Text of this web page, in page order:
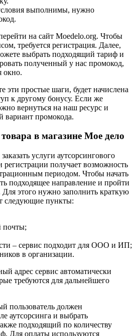
выполнимы, нужно
на сайт Moedelo.org. Чтобы
требуется регистрация. Далее,
выбрать подходящий тариф и
полученный у нас промокод,
окно.
эти простые шаги, будет начислена
к другому бонусу. Если же
вернуться на наш ресурс и
вариант промокода.
в магазине Мое дело
услуги аутсорсингового
регистрации получает возможность
периодом. Чтобы начать
подходящее направление и пройти
этого нужно заполнить краткую
следующие пункты:
почты;
– сервис подходит для ООО и ИП;
в организации.
адрес сервис автоматически
требуются для дальнейшего
пользователь должен
аутсорсинга и выбрать
подходящий по количеству
Для оплаты используются